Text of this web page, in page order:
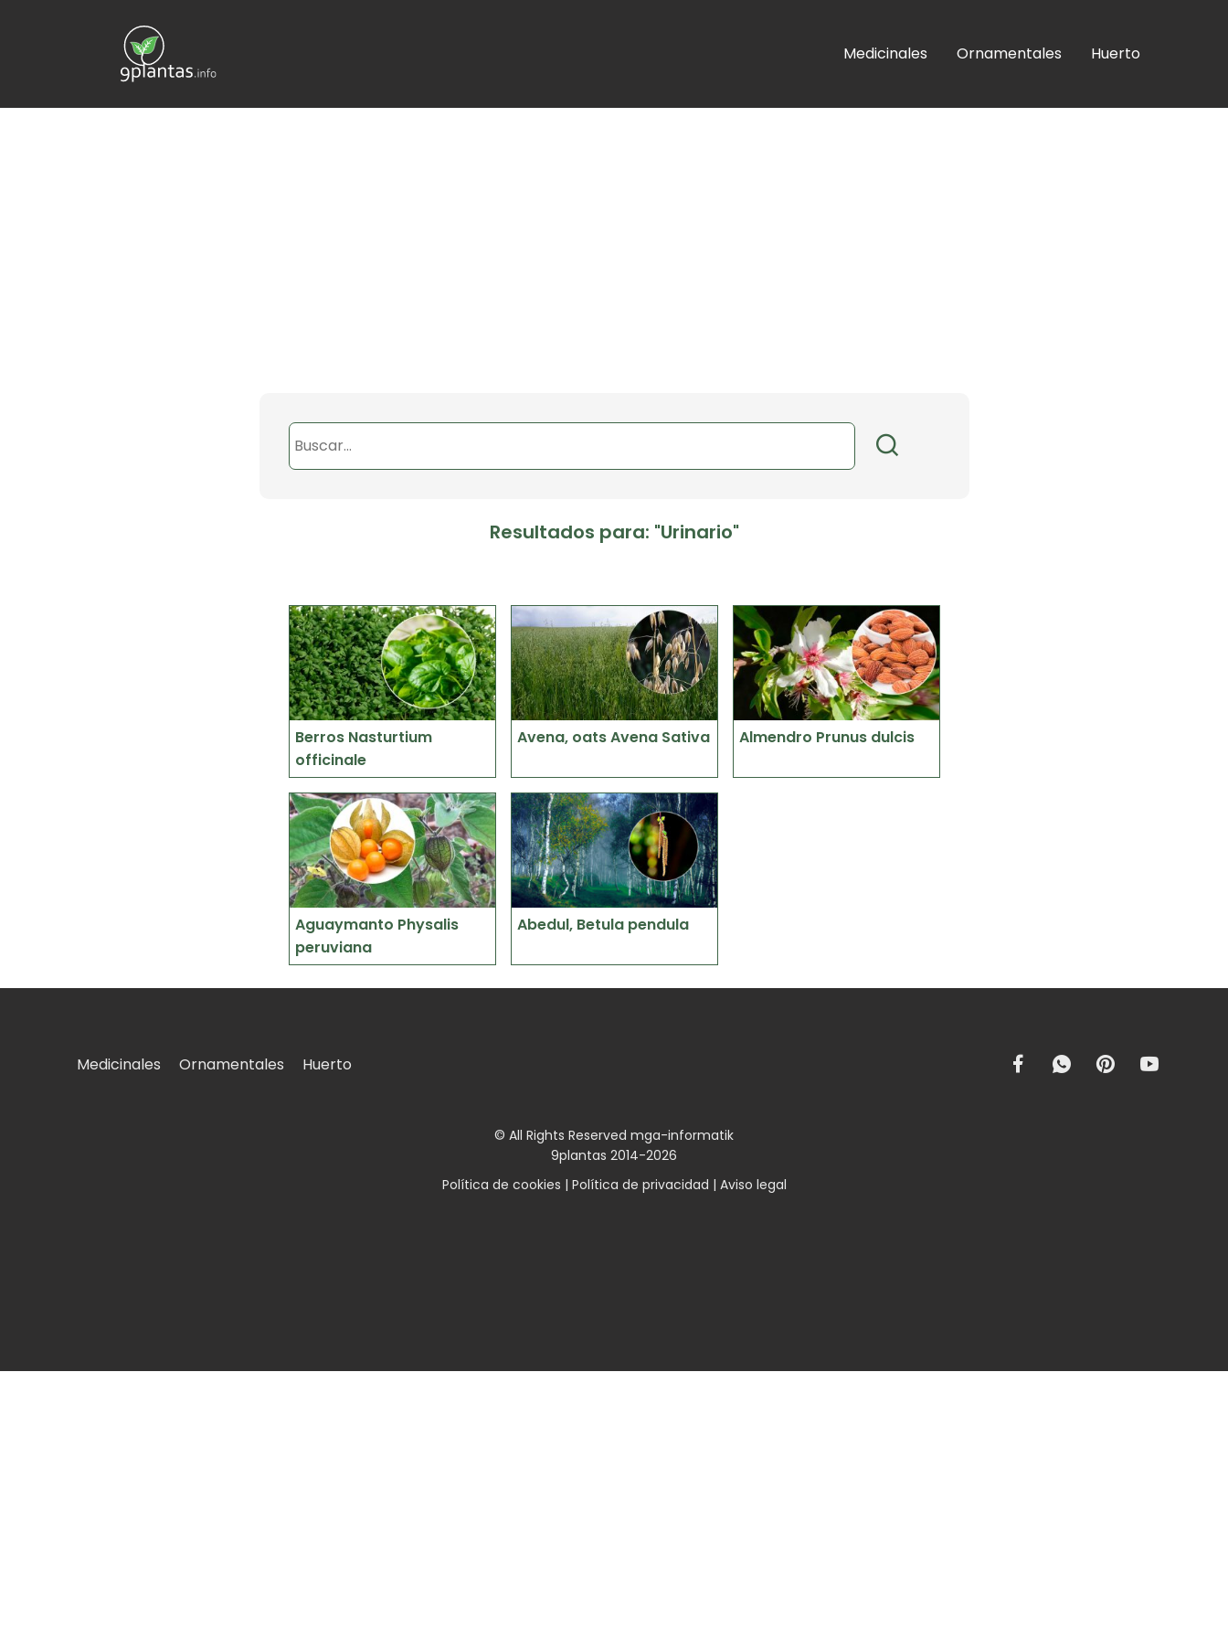
Medicinales Ornamentales Huerto
Resultados para: "Urinario"
Berros Nasturtium
officinale
Avena, oats Avena Sativa Almendro Prunus dulcis
Aguaymanto Physalis
peruviana
Abedul, Betula pendula
Medicinales Ornamentales Huerto
© All Rights Reserved mga-informatik
9plantas 2014-2026
Política de cookies | Política de privacidad | Aviso legal